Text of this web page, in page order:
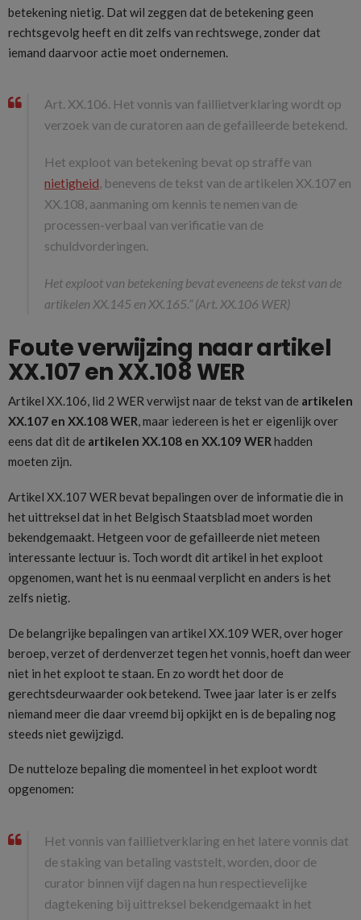
betekening nietig. Dat wil zeggen dat de betekening geen
rechtsgevolg heeft en dit zelfs van rechtswege, zonder dat
iemand daarvoor actie moet ondernemen.
Art. XX.106. Het vonnis van faillietverklaring wordt op
verzoek van de curatoren aan de gefailleerde betekend.
Het exploot van betekening bevat op straffe van
nietigheid, benevens de tekst van de artikelen XX.107 en
XX.108, aanmaning om kennis te nemen van de
processen-verbaal van verificatie van de
schuldvorderingen.
Het exploot van betekening bevat eveneens de tekst van de
artikelen XX.145 en XX.165.” (Art. XX.106 WER)
Foute verwijzing naar artikel
XX.107 en XX.108 WER
Artikel XX.106, lid 2 WER verwijst naar de tekst van de artikelen
XX.107 en XX.108 WER, maar iedereen is het er eigenlijk over
eens dat dit de artikelen XX.108 en XX.109 WER hadden
moeten zijn.
Artikel XX.107 WER bevat bepalingen over de informatie die in
het uittreksel dat in het Belgisch Staatsblad moet worden
bekendgemaakt. Hetgeen voor de gefailleerde niet meteen
interessante lectuur is. Toch wordt dit artikel in het exploot
opgenomen, want het is nu eenmaal verplicht en anders is het
zelfs nietig.
De belangrijke bepalingen van artikel XX.109 WER, over hoger
beroep, verzet of derdenverzet tegen het vonnis, hoeft dan weer
niet in het exploot te staan. En zo wordt het door de
gerechtsdeurwaarder ook betekend. Twee jaar later is er zelfs
niemand meer die daar vreemd bij opkijkt en is de bepaling nog
steeds niet gewijzigd.
De nutteloze bepaling die momenteel in het exploot wordt
opgenomen:
Het vonnis van faillietverklaring en het latere vonnis dat
de staking van betaling vaststelt, worden, door de
curator binnen vijf dagen na hun respectievelijke
dagtekening bij uittreksel bekendgemaakt in het